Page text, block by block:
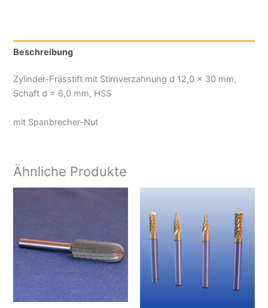
Stirnverzahnung
Menge
Beschreibung
Zylinder-Frässtift mit Stirnverzahnung d 12,0 x 30 mm,
Schaft d = 6,0 mm, HSS
mit Spanbrecher-Nut
Ähnliche Produkte